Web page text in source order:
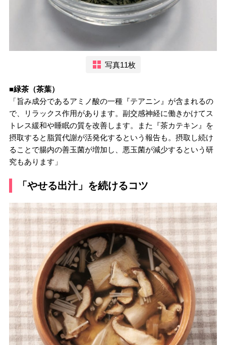
写真11枚
■緑茶（茶葉）
「旨み成分であるアミノ酸の一種『テアニン』が含まれるの
で、リラックス作用があります。副交感神経に働きかけてス
トレス緩和や睡眠の質を改善します。また『茶カテキン』を
摂取すると脂質代謝が活発化するという報告も。摂取し続け
ることで腸内の善玉菌が増加し、悪玉菌が減少するという研
究もあります」
「やせる出汁」を続けるコツ